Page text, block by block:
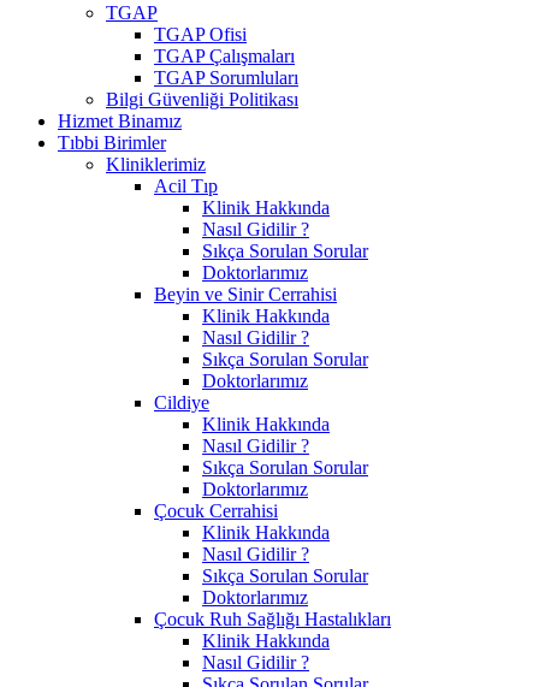
TGAP
TGAP Ofisi
TGAP Çalışmaları
TGAP Sorumluları
Bilgi Güvenliği Politikası
Hizmet Binamız
Tıbbi Birimler
Kliniklerimiz
Acil Tıp
Klinik Hakkında
Nasıl Gidilir ?
Sıkça Sorulan Sorular
Doktorlarımız
Beyin ve Sinir Cerrahisi
Klinik Hakkında
Nasıl Gidilir ?
Sıkça Sorulan Sorular
Doktorlarımız
Cildiye
Klinik Hakkında
Nasıl Gidilir ?
Sıkça Sorulan Sorular
Doktorlarımız
Çocuk Cerrahisi
Klinik Hakkında
Nasıl Gidilir ?
Sıkça Sorulan Sorular
Doktorlarımız
Çocuk Ruh Sağlığı Hastalıkları
Klinik Hakkında
Nasıl Gidilir ?